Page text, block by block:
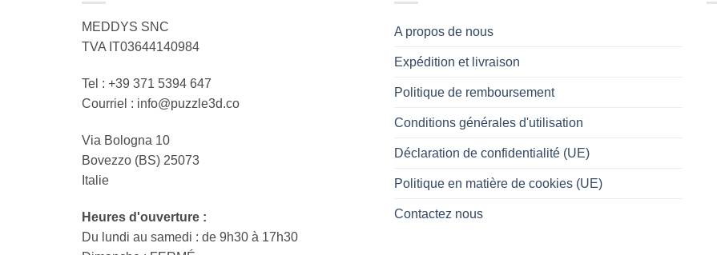
MEDDYS SNC
TVA IT03644140984
Tel : +39 371 5394 647
Courriel : info@puzzle3d.co
Via Bologna 10
Bovezzo (BS) 25073
Italie
Heures d'ouverture :
Du lundi au samedi : de 9h30 à 17h30
A propos de nous
Expédition et livraison
Politique de remboursement
Conditions générales d'utilisation
Déclaration de confidentialité (UE)
Politique en matière de cookies (UE)
Contactez nous